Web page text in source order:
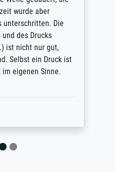
wurde aber
Die
des Drucks
ist nicht nur gut,
Selbst ein Druck ist
eigenen Sinne.